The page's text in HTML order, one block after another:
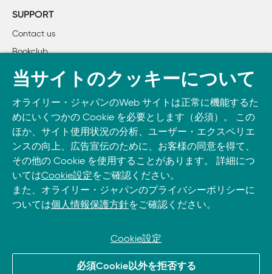
    2.4　市場に浸透させるためのデザインツール
        2.4.1　ゲームプレイ対トイプレイ
        2.4.2　ゲームの操作性の問題
        2.4.3　プレイセッションの長さ
        2.4.4　プレイウィンドウ
    2.5　市場浸透の段階
    2.6　まとめ
3章　Myers-Briggs類型論とゲームユーザー
    3.1　Myers-Briggs二分法
        3.1.1　外向型対内向型（E対I）
        3.1.2　感覚型対直感型（S対N）
        3.1.3　思考型対感情型（T対F）
    3.3　マスマーケットユーザー
        3.3.1　ハードコア集団の仮説
SUPPORT
Contact us
Bookclub
書籍注文
Take O’Reilly with you and learn anywhere, anytime on your
phone
and tablet.
© 2026, O’Reilly Japan, Inc. oreilly.co.jpに掲載されているすべて
当サイトのクッキーについて
オライリー・ジャパンのWeb サイトは正常に機能するた
めにいくつかの Cookie を必要とします（必須）。 この
ほか、サイト使用状況の分析、ユーザー・エクスペリエ
ンスの向上、広告宣伝のために、お客様の同意を得て、
その他の Cookie を使用することがあります。 詳細につ
いてはCookie設定をご確認ください。
また、オライリー・ジャパンのプライバシーポリシーに
ついては個人情報保護方針をご確認ください。
Cookie設定
必須Cookie以外を拒否する